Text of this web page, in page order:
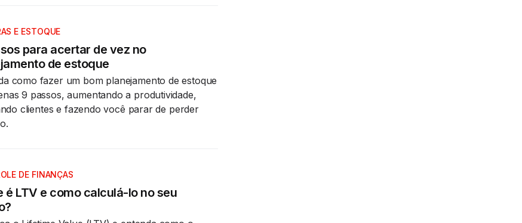
E ESTOQUE
para acertar de vez no
de estoque
como fazer um bom planejamento de estoque
9 passos, aumentando a produtividade,
clientes e fazendo você parar de perder
DE FINANÇAS
é LTV e como calculá-lo no seu